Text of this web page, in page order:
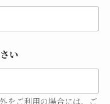
い
をご利用の場合には、ご